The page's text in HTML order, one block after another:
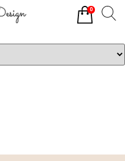
0